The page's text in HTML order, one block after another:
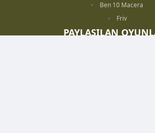
Ben 10 Macera
Friv
PAYLAŞILAN